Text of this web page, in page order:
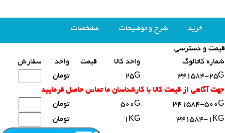
خرید شرح و توضیحات مشخصات
محصولات مشابه
قیمت و دسترسی
شماره کاتالوگ
واحد کالا قیمت واحد
سفارش
341584-25G
25G
تومان
جهت آگاهی از قیمت کالا با کارشناسان ما تماس حاصل فرمایید
341584-500G
500G
تومان
341584-1KG
1KG تومان